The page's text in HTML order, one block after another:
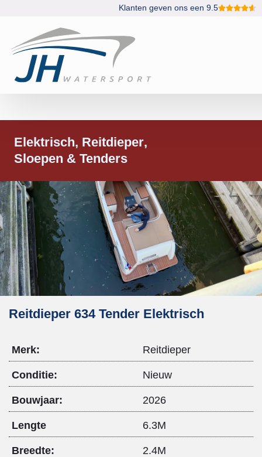
Klanten geven ons een 9.5
Elektrisch Reitdieper
Sloepen & Tenders
Reitdieper 634 Tender Elektrisch
Merk: Reitdieper
Conditie: Nieuw
Bouwjaar: 2026
Lengte 6.3M
Breedte: 2.4M